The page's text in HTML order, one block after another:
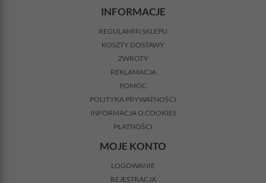
INFORMACJE
REGULAMIN SKLEPU
KOSZTY DOSTAWY
ZWROTY
REKLAMACJA
POMOC
POLITYKA PRYWATNOŚCI
INFORMACJA O COOKIES
PŁATNOŚCI
MOJE KONTO
LOGOWANIE
REJESTRACJA